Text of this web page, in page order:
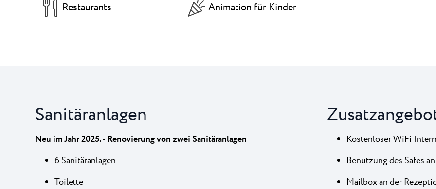
Restaurants Animation für Kinder
Sanitäranlagen
Neu im Jahr 2025. -Renovierung von zwei Sanitäranlagen
6 Sanitäranlagen
Toilette
Kostenloser WiFi
Benutzung des Safes
Mailbox an der